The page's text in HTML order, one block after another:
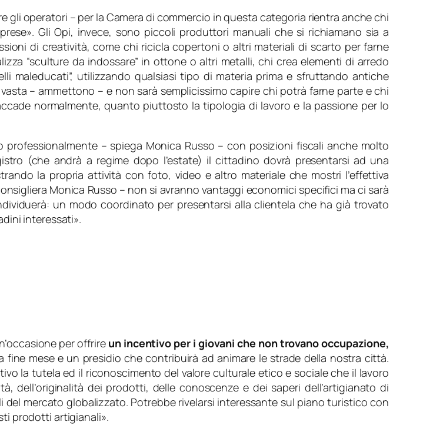
gli operatori – per la Camera di commercio in questa categoria rientra anche chi
». Gli Opi, invece, sono piccoli produttori manuali che si richiamano sia a
di creatività, come chi ricicla copertoni o altri materiali di scarto per farne
“sculture da indossare” in ottone o altri metalli, chi crea elementi di arredo
maleducati”, utilizzando qualsiasi tipo di materia prima e sfruttando antiche
– ammettono –e non sarà semplicissimo capire chi potrà farne parte e chi
normalmente, quanto piuttosto la tipologia di lavoro e la passione per lo
professionalmente– spiega Monica Russo –con posizioni fiscali anche molto
(che andrà a regime dopo l’estate) il cittadino dovrà presentarsi ad una
la propria attività con foto, video e altro materiale che mostri l’effettiva
Monica Russo – non si avranno vantaggi economici specifici ma ci sarà
un modo coordinato per presentarsi alla clientela che ha già trovato
interessati».
per offrireun incentivo per i giovani che non trovano occupazione,
fine mese e un presidio che contribuirà ad animare le strade della nostra città.
la tutela ed il riconoscimento del valore culturale etico e sociale che il lavoro
dell’originalità dei prodotti, delle conoscenze e dei saperi dell’artigianato di
mercato globalizzato. Potrebbe rivelarsi interessante sul piano turistico con
prodotti artigianali».